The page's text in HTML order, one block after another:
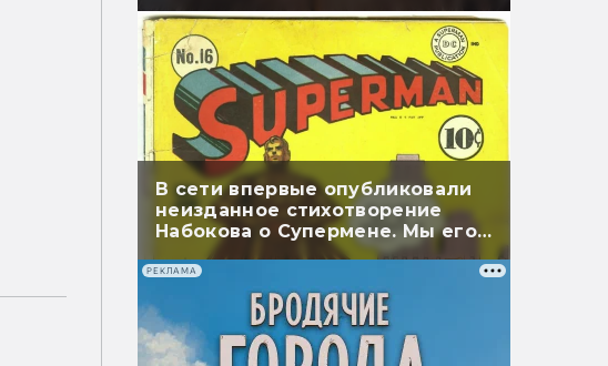
В сети впервые опубликовали
неизданное стихотворение
Набокова о Супермене. Мы его
перевели
РЕКЛАМА